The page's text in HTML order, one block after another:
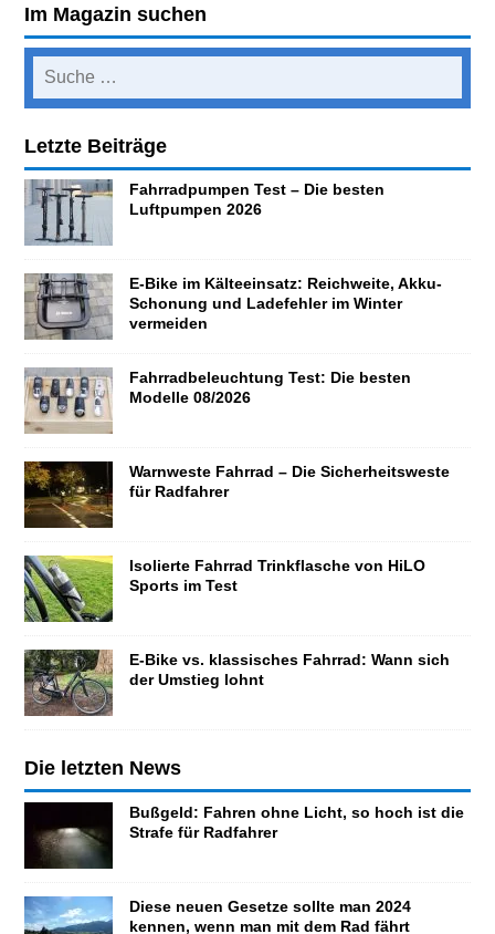
Im Magazin suchen
Letzte Beiträge
Fahrradpumpen Test – Die besten
Luftpumpen 2026
E-Bike im Kälteeinsatz: Reichweite, Akku-
Schonung und Ladefehler im Winter
vermeiden
Fahrradbeleuchtung Test: Die besten
Modelle 08/2026
Warnweste Fahrrad – Die Sicherheitsweste
für Radfahrer
Isolierte Fahrrad Trinkflasche von HiLO
Sports im Test
E-Bike vs. klassisches Fahrrad: Wann sich
der Umstieg lohnt
Die letzten News
Bußgeld: Fahren ohne Licht, so hoch ist die
Strafe für Radfahrer
Diese neuen Gesetze sollte man 2024
kennen, wenn man mit dem Rad fährt